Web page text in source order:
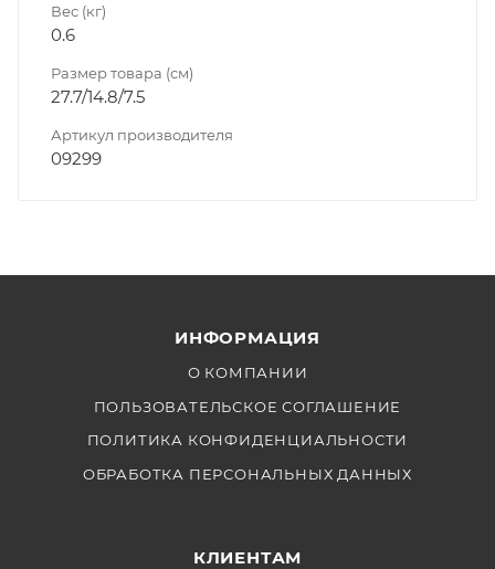
Вес (кг)
0.6
Размер товара (см)
27.7/14.8/7.5
Артикул производителя
09299
ИНФОРМАЦИЯ
О КОМПАНИИ
ПОЛЬЗОВАТЕЛЬСКОЕ СОГЛАШЕНИЕ
ПОЛИТИКА КОНФИДЕНЦИАЛЬНОСТИ
ОБРАБОТКА ПЕРСОНАЛЬНЫХ ДАННЫХ
КЛИЕНТАМ